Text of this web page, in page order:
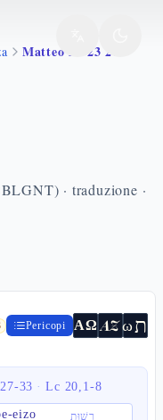
Matteo 21 23 27
· traduzione ·
Pericopi ΑΩ AZωת
33 · Lc 20,1-8
eizo
רְשׁוּת